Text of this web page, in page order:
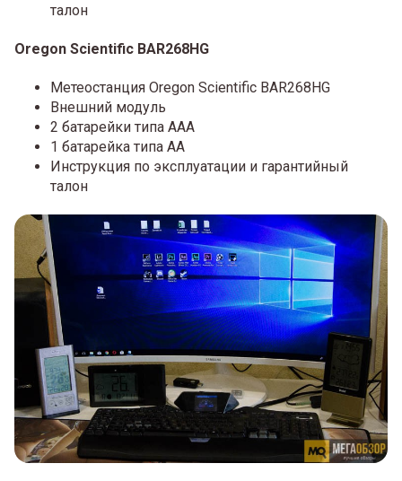
талон
Oregon Scientific BAR268HG
Метеостанция Oregon Scientific BAR268HG
Внешний модуль
2 батарейки типа ААА
1 батарейка типа АА
Инструкция по эксплуатации и гарантийный
талон